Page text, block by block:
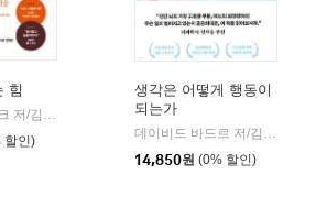
힘
비즈니스북스
할인)
생각은 어떻게 행동이
되는가
14,850원 (0% 할인)